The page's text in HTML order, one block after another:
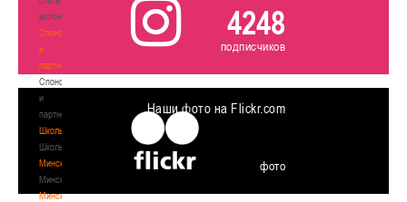
волонтером
Спонсоры
и
партнеры
Спонсоры
и
партнеры
Школы
Школы
Минск
Минск
Минская
4248
подписчиков
Наши фото на Flickr.com
фото